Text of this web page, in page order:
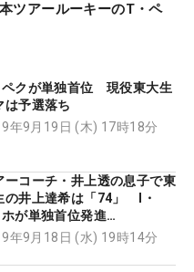
ツアールーキーのT・ペ
クが単独首位 現役東大生
は予選落ち
年9月19日 (木) 17時18分
ーコーチ・井上透の息子で東
の井上達希は「74」 I・
ホが単独首位発進
ツアー】
年9月18日 (水) 19時14分